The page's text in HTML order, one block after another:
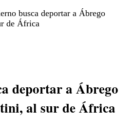
busca deportar a Ábrego
de África
deportar a Ábrego
al sur de África